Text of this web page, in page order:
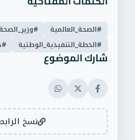
#الصحة_العالمية
#وزير_الصحة
#الخطة_التنفيذية_الوطتية
شارك الموضوع
نسخ الرابط